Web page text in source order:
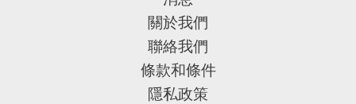
關於我們
聯絡我們
條款和條件
隱私政策